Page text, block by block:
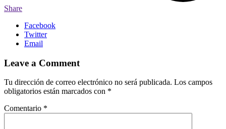
Share
Facebook
Twitter
Email
Leave a Comment
Tu dirección de correo electrónico no será publicada. Los campos
obligatorios están marcados con *
Comentario *